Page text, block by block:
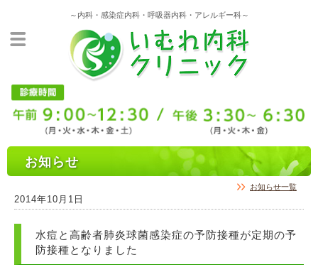
～内科・感染症内科・呼吸器内科・アレルギー科～
お知らせ
お知らせ一覧
2014年10月1日
水痘と高齢者肺炎球菌感染症の予防接種が定期の予
防接種となりました